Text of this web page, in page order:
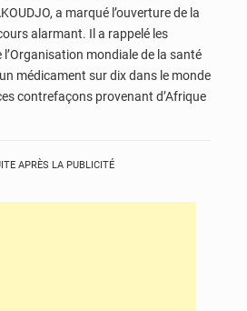
a marqué l’ouverture de la
alarmant. Il a rappelé les
mondiale de la santé
médicament sur dix dans le monde
contrefaçons provenant d’Afrique
APRÈS LA PUBLICITÉ